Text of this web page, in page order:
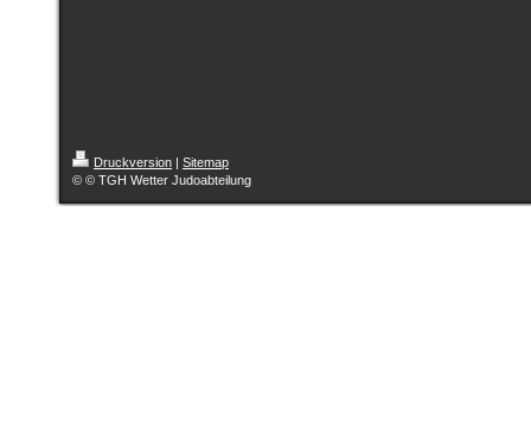
Druckversion | Sitemap
© © TGH Wetter Judoabteilung